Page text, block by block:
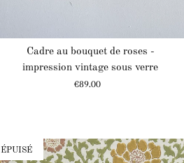
Cadre au bouquet de roses -
impression vintage sous verre
Prix
€89.00
ÉPUISÉ